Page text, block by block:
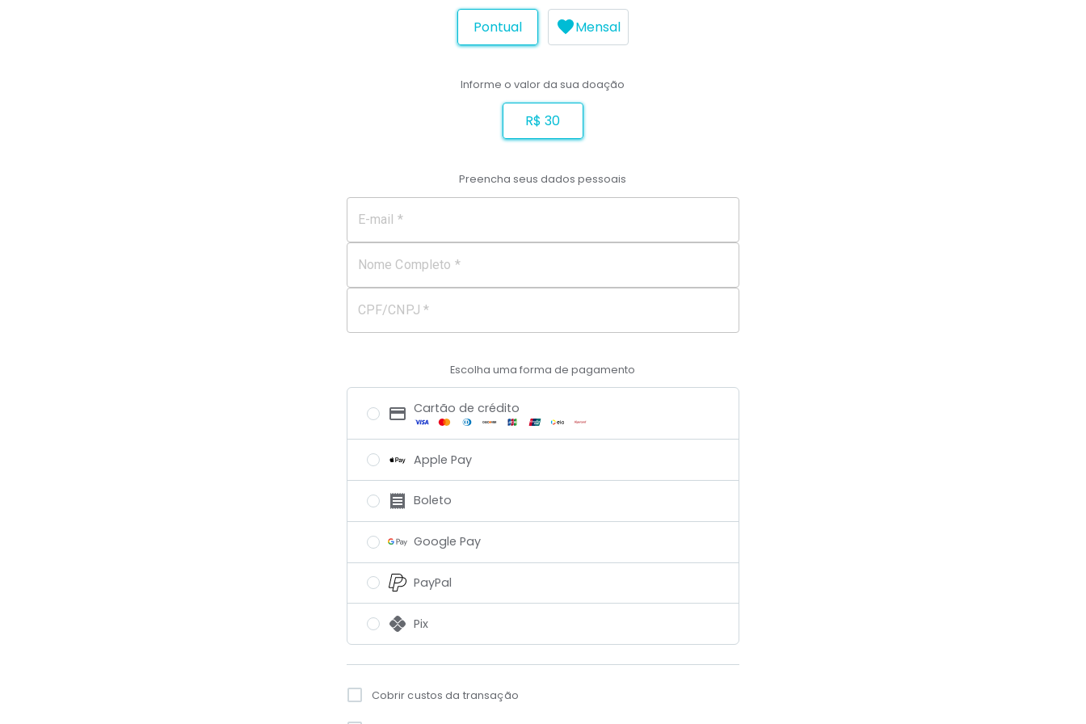
Pontual Mensal
Informe o valor da sua doação
R$ 30
Preencha seus dados pessoais
E-mail *
Nome Completo *
CPF/CNPJ *
Escolha uma forma de pagamento
Cartão de crédito
Apple Pay
Boleto
Google Pay
PayPal
Pix
Cobrir custos da transação